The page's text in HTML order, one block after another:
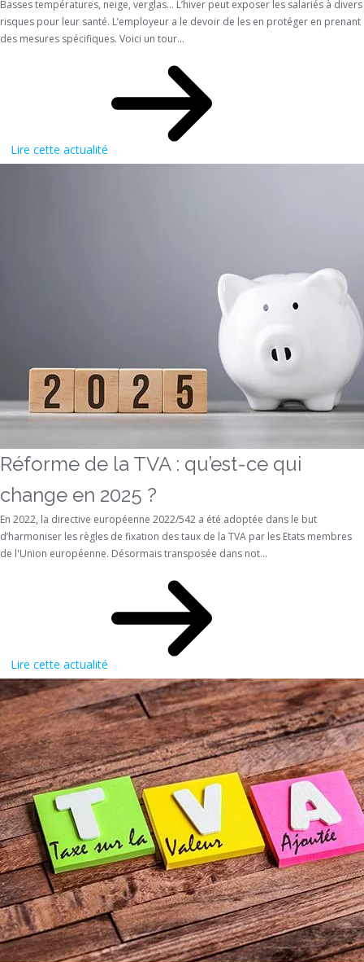
Basses températures, neige, verglas… L’hiver peut exposer les salariés à divers
risques pour leur santé. L’employeur a le devoir de les en protéger en prenant
des mesures spécifiques. Voici un tour...
Lire cette actualité
Réforme de la TVA : qu’est-ce qui
change en 2025 ?
En 2022, la directive européenne 2022/542 a été adoptée dans le but
d’harmoniser les règles de fixation des taux de la TVA par les Etats membres
de l'Union européenne. Désormais transposée dans not...
Lire cette actualité